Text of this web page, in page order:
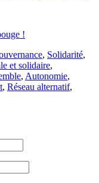
!
, Solidarité,
et solidaire,
, Autonomie,
, Réseau alternatif,